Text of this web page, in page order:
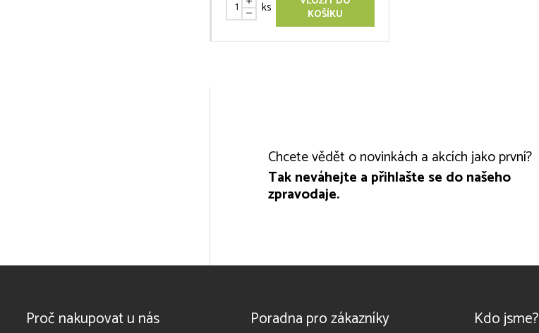
ks
KOŠÍKU
Chcete vědět o novinkách a akcích jako první?
Tak neváhejte a přihlašte se do našeho
zpravodaje.
Proč nakupovat u nás Poradna pro zákazníky Kdo jsme?